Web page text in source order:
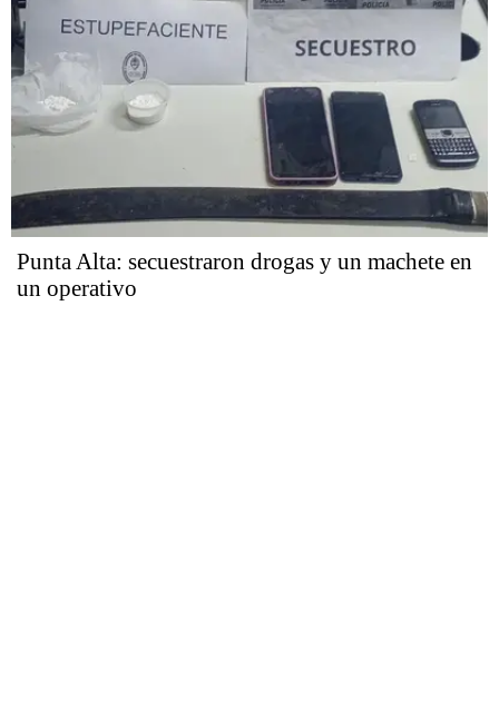
Punta Alta: secuestraron drogas y un machete en
un operativo